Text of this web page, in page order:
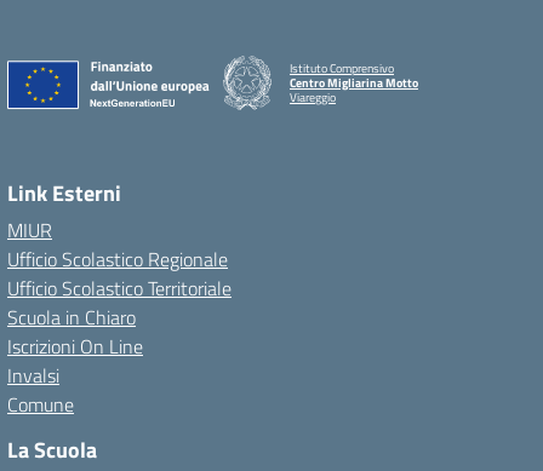
Istituto Comprensivo
Centro Migliarina Motto
Viareggio
Link Esterni
MIUR
Ufficio Scolastico Regionale
Ufficio Scolastico Territoriale
Scuola in Chiaro
Iscrizioni On Line
Invalsi
Comune
La Scuola